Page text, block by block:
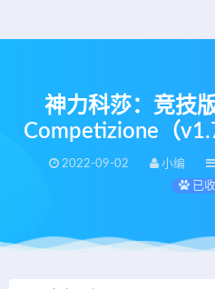
神力科莎：竞技
Competizione（
2022-09-02 小编
已